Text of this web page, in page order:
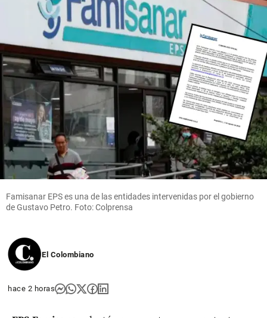
Famisanar EPS es una de las entidades intervenidas por el gobierno
de Gustavo Petro. Foto: Colprensa
El Colombiano
hace 2 horas